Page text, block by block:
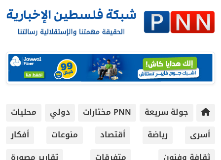
جولة سريعة PNN مختارات دولي
محليات
أسرى
رياضة أقتصاد منوعات
أفكار